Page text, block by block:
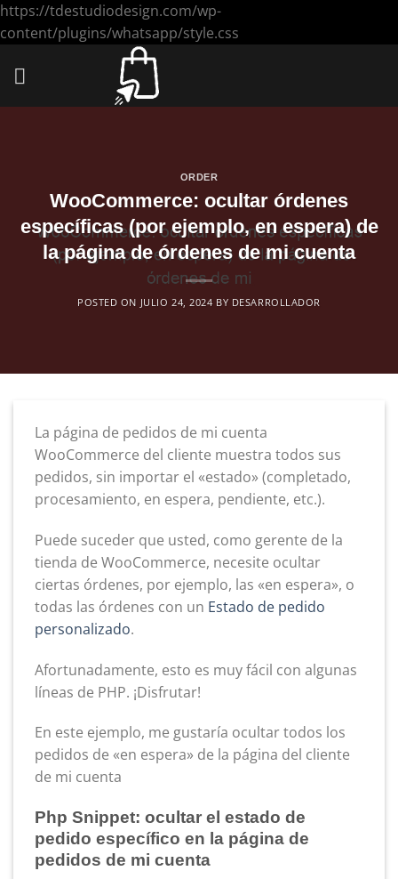
https://tdestudiodesign.com/wp-
content/plugins/whatsapp/style.css
ORDER
WooCommerce: ocultar órdenes
específicas (por ejemplo, en espera) de
la página de órdenes de mi cuenta
POSTED ON JULIO 24, 2024 BY DESARROLLADOR
La página de pedidos de mi cuenta
WooCommerce del cliente muestra todos sus
pedidos, sin importar el «estado» (completado,
procesamiento, en espera, pendiente, etc.).
Puede suceder que usted, como gerente de la
tienda de WooCommerce, necesite ocultar
ciertas órdenes, por ejemplo, las «en espera», o
todas las órdenes con un Estado de pedido
personalizado.
Afortunadamente, esto es muy fácil con algunas
líneas de PHP. ¡Disfrutar!
En este ejemplo, me gustaría ocultar todos los
pedidos de «en espera» de la página del cliente
de mi cuenta
Php Snippet: ocultar el estado de
pedido específico en la página de
pedidos de mi cuenta